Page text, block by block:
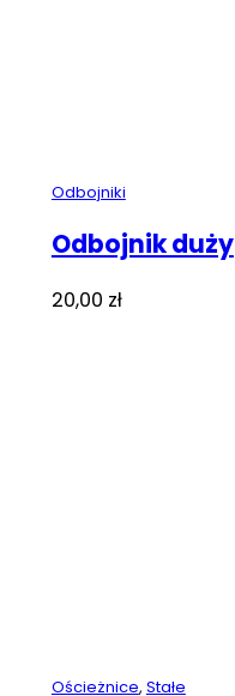
Odbojniki
Odbojnik duży
20,00 zł
Ościeżnice, Stałe